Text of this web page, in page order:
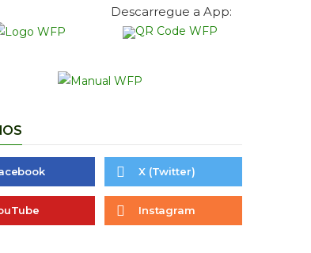
Descarregue a App:
X (Twitter)
Instagram